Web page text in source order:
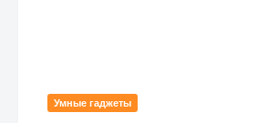
Умные гаджеты